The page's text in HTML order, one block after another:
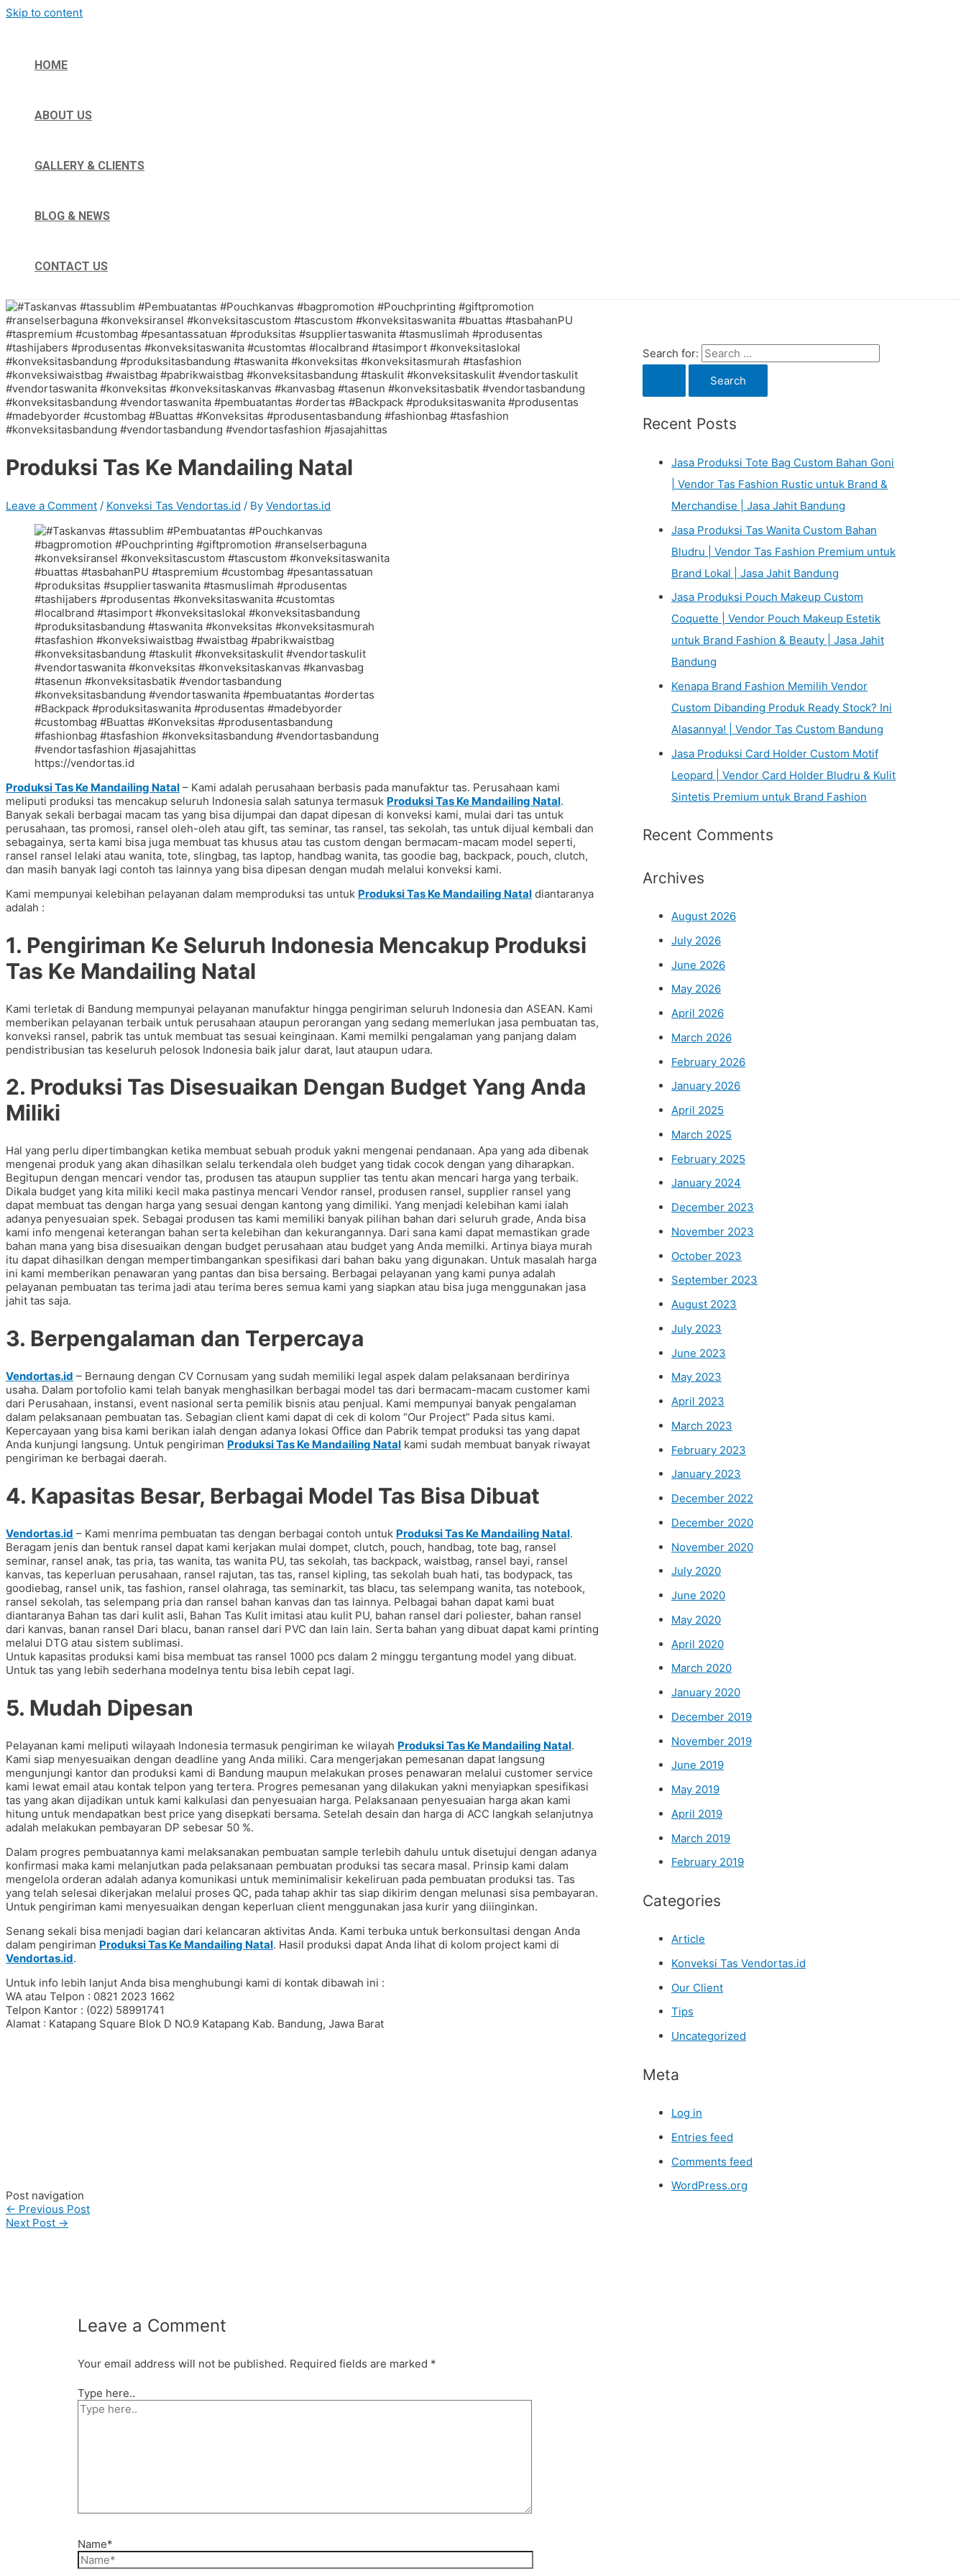
Skip to content
HOME
ABOUT US
GALLERY & CLIENTS
BLOG & NEWS
CONTACT US
Produksi Tas Ke Mandailing Natal
Leave a Comment / Konveksi Tas Vendortas.id / By Vendortas.id
https://vendortas.id
Produksi Tas Ke Mandailing Natal – Kami adalah perusahaan berbasis pada manufaktur tas. Perusahaan kami
meliputi produksi tas mencakup seluruh Indonesia salah satunya termasuk Produksi Tas Ke Mandailing Natal.
Banyak sekali berbagai macam tas yang bisa dijumpai dan dapat dipesan di konveksi kami, mulai dari tas untuk
perusahaan, tas promosi, ransel oleh-oleh atau gift, tas seminar, tas ransel, tas sekolah, tas untuk dijual kembali dan
sebagainya, serta kami bisa juga membuat tas khusus atau tas custom dengan bermacam-macam model seperti,
ransel ransel lelaki atau wanita, tote, slingbag, tas laptop, handbag wanita, tas goodie bag, backpack, pouch, clutch,
dan masih banyak lagi contoh tas lainnya yang bisa dipesan dengan mudah melalui konveksi kami.
Kami mempunyai kelebihan pelayanan dalam memproduksi tas untuk Produksi Tas Ke Mandailing Natal diantaranya
adalah :
1. Pengiriman Ke Seluruh Indonesia Mencakup Produksi
Tas Ke Mandailing Natal
Kami terletak di Bandung mempunyai pelayanan manufaktur hingga pengiriman seluruh Indonesia dan ASEAN. Kami
memberikan pelayanan terbaik untuk perusahaan ataupun perorangan yang sedang memerlukan jasa pembuatan tas,
konveksi ransel, pabrik tas untuk membuat tas sesuai keinginaan. Kami memilki pengalaman yang panjang dalam
pendistribusian tas keseluruh pelosok Indonesia baik jalur darat, laut ataupun udara.
2. Produksi Tas Disesuaikan Dengan Budget Yang Anda
Miliki
Hal yang perlu dipertimbangkan ketika membuat sebuah produk yakni mengenai pendanaan. Apa yang ada dibenak
mengenai produk yang akan dihasilkan selalu terkendala oleh budget yang tidak cocok dengan yang diharapkan.
Begitupun dengan mencari vendor tas, produsen tas ataupun supplier tas tentu akan mencari harga yang terbaik.
Dikala budget yang kita miliki kecil maka pastinya mencari Vendor ransel, produsen ransel, supplier ransel yang
dapat membuat tas dengan harga yang sesuai dengan kantong yang dimiliki. Yang menjadi kelebihan kami ialah
adanya penyesuaian spek. Sebagai produsen tas kami memiliki banyak pilihan bahan dari seluruh grade, Anda bisa
kami info mengenai keterangan bahan serta kelebihan dan kekurangannya. Dari sana kami dapat memastikan grade
bahan mana yang bisa disesuaikan dengan budget perusahaan atau budget yang Anda memilki. Artinya biaya murah
itu dapat dihasilkan dengan mempertimbangankan spesifikasi dari bahan baku yang digunakan. Untuk masalah harga
ini kami memberikan penawaran yang pantas dan bisa bersaing. Berbagai pelayanan yang kami punya adalah
pelayanan pembuatan tas terima jadi atau terima beres semua kami yang siapkan atau bisa juga menggunakan jasa
jahit tas saja.
3. Berpengalaman dan Terpercaya
Vendortas.id – Bernaung dengan CV Cornusam yang sudah memiliki legal aspek dalam pelaksanaan berdirinya
usaha. Dalam portofolio kami telah banyak menghasilkan berbagai model tas dari bermacam-macam customer kami
dari Perusahaan, instansi, event nasional serta pemilik bisnis atau penjual. Kami mempunyai banyak pengalaman
dalam pelaksanaan pembuatan tas. Sebagian client kami dapat di cek di kolom “Our Project” Pada situs kami.
Kepercayaan yang bisa kami berikan ialah dengan adanya lokasi Office dan Pabrik tempat produksi tas yang dapat
Anda kunjungi langsung. Untuk pengiriman Produksi Tas Ke Mandailing Natal kami sudah membuat banyak riwayat
pengiriman ke berbagai daerah.
4. Kapasitas Besar, Berbagai Model Tas Bisa Dibuat
Vendortas.id – Kami menrima pembuatan tas dengan berbagai contoh untuk Produksi Tas Ke Mandailing Natal.
Beragam jenis dan bentuk ransel dapat kami kerjakan mulai dompet, clutch, pouch, handbag, tote bag, ransel
seminar, ransel anak, tas pria, tas wanita, tas wanita PU, tas sekolah, tas backpack, waistbag, ransel bayi, ransel
kanvas, tas keperluan perusahaan, ransel rajutan, tas tas, ransel kipling, tas sekolah buah hati, tas bodypack, tas
goodiebag, ransel unik, tas fashion, ransel olahraga, tas seminarkit, tas blacu, tas selempang wanita, tas notebook,
ransel sekolah, tas selempang pria dan ransel bahan kanvas dan tas lainnya. Pelbagai bahan dapat kami buat
diantaranya Bahan tas dari kulit asli, Bahan Tas Kulit imitasi atau kulit PU, bahan ransel dari poliester, bahan ransel
dari kanvas, banan ransel Dari blacu, banan ransel dari PVC dan lain lain. Serta bahan yang dibuat dapat kami printing
melalui DTG atau sistem sublimasi.
Untuk kapasitas produksi kami bisa membuat tas ransel 1000 pcs dalam 2 minggu tergantung model yang dibuat.
Untuk tas yang lebih sederhana modelnya tentu bisa lebih cepat lagi.
5. Mudah Dipesan
Pelayanan kami meliputi wilayaah Indonesia termasuk pengiriman ke wilayah Produksi Tas Ke Mandailing Natal.
Kami siap menyesuaikan dengan deadline yang Anda miliki. Cara mengerjakan pemesanan dapat langsung
mengunjungi kantor dan produksi kami di Bandung maupun melakukan proses penawaran melalui customer service
kami lewat email atau kontak telpon yang tertera. Progres pemesanan yang dilakukan yakni menyiapkan spesifikasi
tas yang akan dijadikan untuk kami kalkulasi dan penyesuaian harga. Pelaksanaan penyesuaian harga akan kami
hitung untuk mendapatkan best price yang disepkati bersama. Setelah desain dan harga di ACC langkah selanjutnya
adalah melakukan pembayaran DP sebesar 50 %.
Dalam progres pembuatannya kami melaksanakan pembuatan sample terlebih dahulu untuk disetujui dengan adanya
konfirmasi maka kami melanjutkan pada pelaksanaan pembuatan produksi tas secara masal. Prinsip kami dalam
mengelola orderan adalah adanya komunikasi untuk meminimalisir kekeliruan pada pembuatan produksi tas. Tas
yang telah selesai dikerjakan melalui proses QC, pada tahap akhir tas siap dikirim dengan melunasi sisa pembayaran.
Untuk pengiriman kami menyesuaikan dengan keperluan client menggunakan jasa kurir yang diiinginkan.
Senang sekali bisa menjadi bagian dari kelancaran aktivitas Anda. Kami terbuka untuk berkonsultasi dengan Anda
dalam pengiriman Produksi Tas Ke Mandailing Natal. Hasil produksi dapat Anda lihat di kolom project kami di
Vendortas.id.
Untuk info lebih lanjut Anda bisa menghubungi kami di kontak dibawah ini :
WA atau Telpon : 0821 2023 1662
Telpon Kantor : (022) 58991741
Alamat : Katapang Square Blok D NO.9 Katapang Kab. Bandung, Jawa Barat
Post navigation
← Previous Post
Next Post →
Leave a Comment
Your email address will not be published. Required fields are marked *
Type here..
Name*
Search for:
Recent Posts
Jasa Produksi Tote Bag Custom Bahan Goni
| Vendor Tas Fashion Rustic untuk Brand &
Merchandise | Jasa Jahit Bandung
Jasa Produksi Tas Wanita Custom Bahan
Bludru | Vendor Tas Fashion Premium untuk
Brand Lokal | Jasa Jahit Bandung
Jasa Produksi Pouch Makeup Custom
Coquette | Vendor Pouch Makeup Estetik
untuk Brand Fashion & Beauty | Jasa Jahit
Bandung
Kenapa Brand Fashion Memilih Vendor
Custom Dibanding Produk Ready Stock? Ini
Alasannya! | Vendor Tas Custom Bandung
Jasa Produksi Card Holder Custom Motif
Leopard | Vendor Card Holder Bludru & Kulit
Sintetis Premium untuk Brand Fashion
Recent Comments
Archives
August 2026
July 2026
June 2026
May 2026
April 2026
March 2026
February 2026
January 2026
April 2025
March 2025
February 2025
January 2024
December 2023
November 2023
October 2023
September 2023
August 2023
July 2023
June 2023
May 2023
April 2023
March 2023
February 2023
January 2023
December 2022
December 2020
November 2020
July 2020
June 2020
May 2020
April 2020
March 2020
January 2020
December 2019
November 2019
June 2019
May 2019
April 2019
March 2019
February 2019
Categories
Article
Konveksi Tas Vendortas.id
Our Client
Tips
Uncategorized
Meta
Log in
Entries feed
Comments feed
WordPress.org